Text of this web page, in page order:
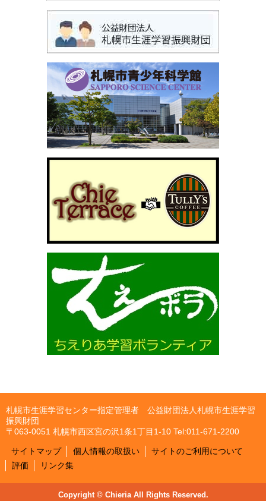
札幌市生涯学習センター指定管理者 公益財団法人札幌市生涯学習
振興財団
〒063-0051 札幌市西区宮の沢1条1丁目1-10 Tel:011-671-2200
サイトマップ 個人情報の取扱い
サイトのご利用について
評価
リンク集
Copyright © Chieria All Rights Reserved.